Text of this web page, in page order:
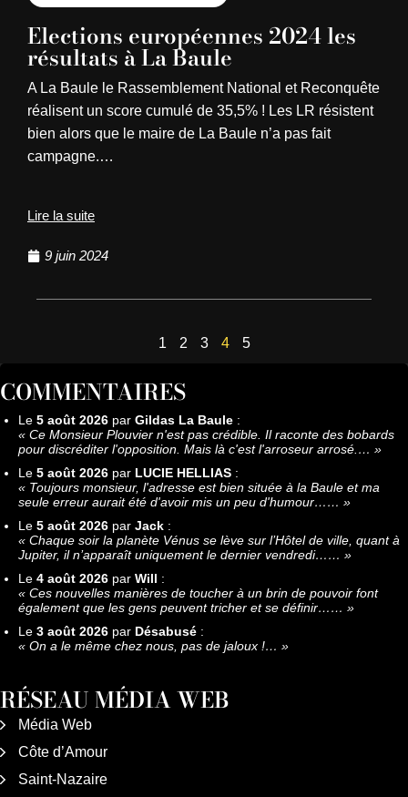
Elections européennes 2024 les
résultats à La Baule
A La Baule le Rassemblement National et Reconquête
réalisent un score cumulé de 35,5% ! Les LR résistent
bien alors que le maire de La Baule n’a pas fait
campagne.…
Lire la suite
9 juin 2024
1 2 3 4 5
COMMENTAIRES
Le 5 août 2026 par Gildas La Baule :
« Ce Monsieur Plouvier n'est pas crédible. Il raconte des bobards
pour discréditer l'opposition. Mais là c'est l'arroseur arrosé.… »
Le 5 août 2026 par LUCIE HELLIAS :
« Toujours monsieur, l'adresse est bien située à la Baule et ma
seule erreur aurait été d'avoir mis un peu d'humour…… »
Le 5 août 2026 par Jack :
« Chaque soir la planète Vénus se lève sur l’Hôtel de ville, quant à
Jupiter, il n’apparaît uniquement le dernier vendredi…… »
Le 4 août 2026 par Will :
« Ces nouvelles manières de toucher à un brin de pouvoir font
également que les gens peuvent tricher et se définir…… »
Le 3 août 2026 par Désabusé :
« On a le même chez nous, pas de jaloux !… »
RÉSEAU MÉDIA WEB
Média Web
Côte d’Amour
Saint-Nazaire